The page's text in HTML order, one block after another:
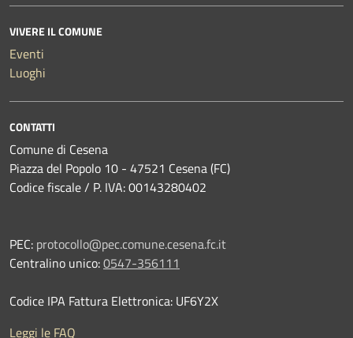
VIVERE IL COMUNE
Eventi
Luoghi
CONTATTI
Comune di Cesena
Piazza del Popolo 10 - 47521 Cesena (FC)
Codice fiscale / P. IVA: 00143280402
PEC: protocollo@pec.comune.cesena.fc.it
Centralino unico:0547-356111
Codice IPA Fattura Elettronica: UF6Y2X
Leggi le FAQ